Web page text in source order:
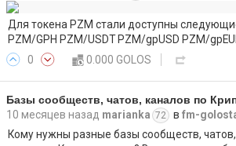
Для токена PZM стали доступны
PZM/GPH PZM/USDT PZM/gpUSD PZM/
0
0.000 GOLOS
Базы сообществ, чатов, каналов по
10 месяцев назад marianka 72 в fm-
Кому нужны разные базы сообществ,